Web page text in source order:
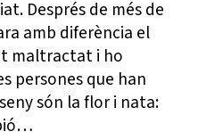
Després de més de
amb diferència el
maltractat i ho
persones que han
són la flor i nata: